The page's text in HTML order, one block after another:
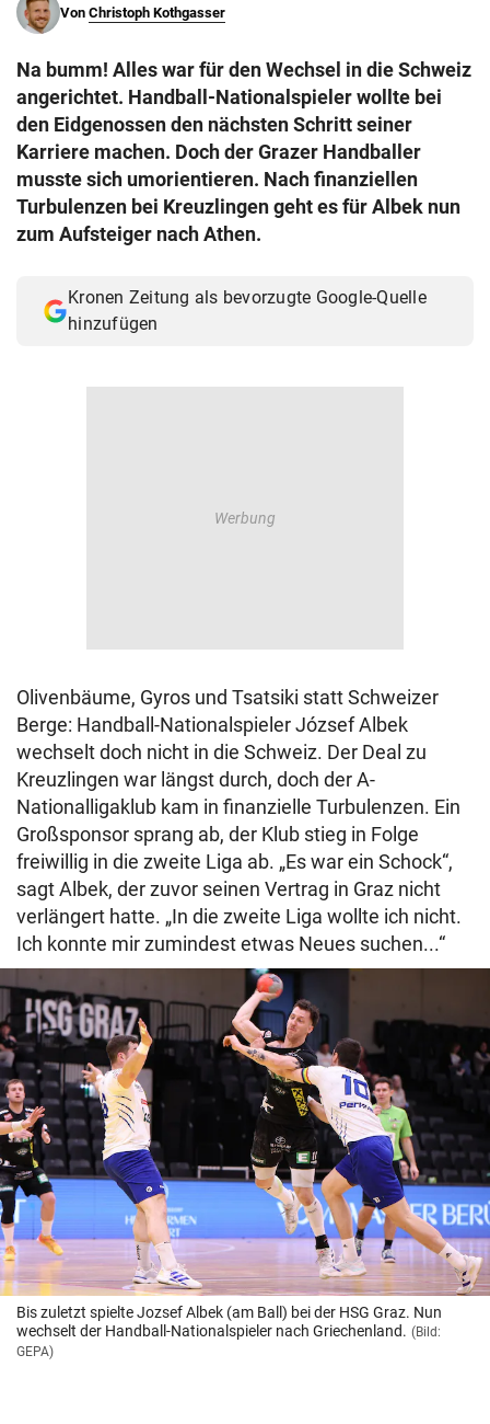
Von Christoph Kothgasser
Na bumm! Alles war für den Wechsel in die Schweiz
angerichtet. Handball-Nationalspieler wollte bei
den Eidgenossen den nächsten Schritt seiner
Karriere machen. Doch der Grazer Handballer
musste sich umorientieren. Nach finanziellen
Turbulenzen bei Kreuzlingen geht es für Albek nun
zum Aufsteiger nach Athen.
Kronen Zeitung als bevorzugte Google-Quelle
hinzufügen
Olivenbäume, Gyros und Tsatsiki statt Schweizer
Berge: Handball-Nationalspieler József Albek
wechselt doch nicht in die Schweiz. Der Deal zu
Kreuzlingen war längst durch, doch der A-
Nationalligaklub kam in finanzielle Turbulenzen. Ein
Großsponsor sprang ab, der Klub stieg in Folge
freiwillig in die zweite Liga ab. „Es war ein Schock“,
sagt Albek, der zuvor seinen Vertrag in Graz nicht
verlängert hatte. „In die zweite Liga wollte ich nicht.
Ich konnte mir zumindest etwas Neues suchen...“
Bis zuletzt spielte Jozsef Albek (am Ball) bei der HSG Graz. Nun
wechselt der Handball-Nationalspieler nach Griechenland. (Bild:
GEPA)